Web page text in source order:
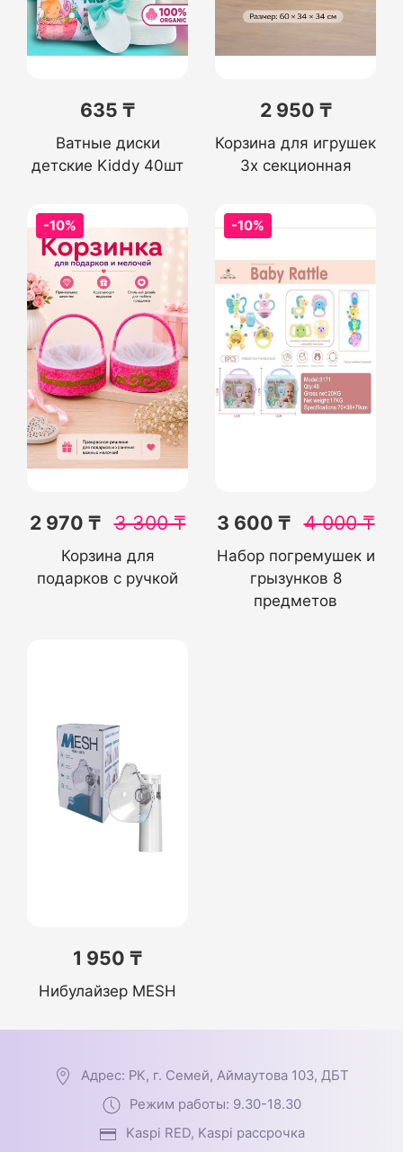
635 ₸
Ватные диски
детские Kiddy 40шт
2 950 ₸
Корзина для игрушек
3х секционная
-10%
2 970 ₸ 3 300₸
Корзина для
подарков с ручкой
-10%
3 600 ₸ 4 000₸
Набор погремушек и
грызунков 8
предметов
1 950 ₸
Нибулайзер MESH
Адрес: РК, г. Семей, Аймаутова 103, ДБТ
Режим работы: 9.30-18.30
Kaspi RED, Kaspi рассрочка